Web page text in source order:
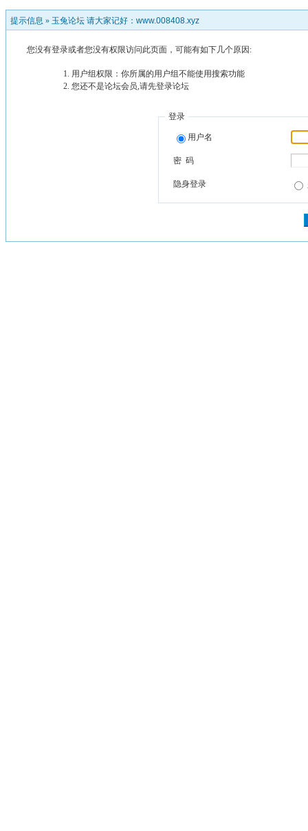
提示信息 » 玉兔论坛 请大家记好：www.008408.xyz
您没有登录或者您没有权限访问此页面，可能有如下几个原因:
用户组权限：你所属的用户组不能使用搜索功能
您还不是论坛会员,请先登录论坛
登录
用户名
密 码
隐身登录